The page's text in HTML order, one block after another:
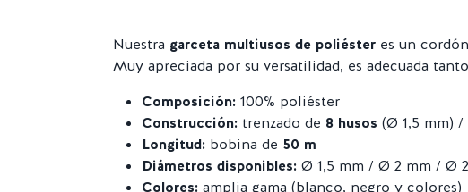
Nuestra garceta multiusos de poliéster es un
Muy apreciada por su versatilidad, es adecuada
Composición: 100% poliéster
Construcción: trenzado de 8 husos (Ø 1,5 mm) /
Longitud: bobina de 50 m
Diámetros disponibles: Ø 1,5 mm / Ø 2 mm / Ø
Colores: amplia gama (blanco, negro y colores)